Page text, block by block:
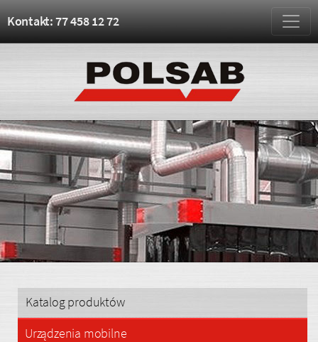
Kontakt: 77 458 12 72
Katalog produktów
Urządzenia mobilne